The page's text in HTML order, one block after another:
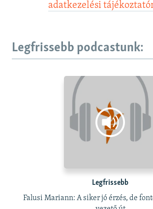
adatkezelési
Legfrissebb podcastunk:
Legfrissebb
Falusi Mariann: A siker jó érzés, de